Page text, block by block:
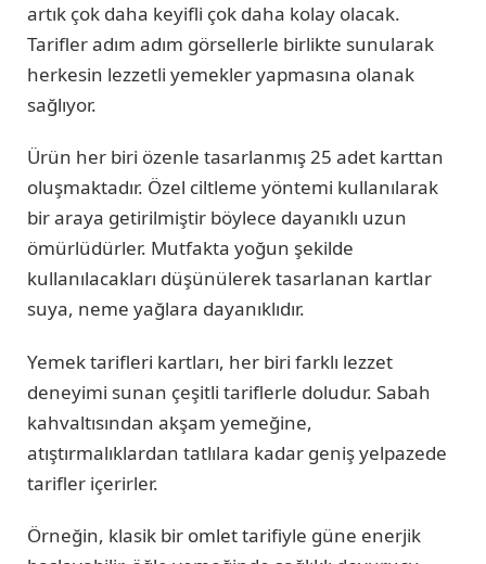
artık çok daha keyifli çok daha kolay olacak.
Tarifler adım adım görsellerle birlikte sunularak
herkesin lezzetli yemekler yapmasına olanak
sağlıyor.
Ürün her biri özenle tasarlanmış 25 adet karttan
oluşmaktadır. Özel ciltleme yöntemi kullanılarak
bir araya getirilmiştir böylece dayanıklı uzun
ömürlüdürler. Mutfakta yoğun şekilde
kullanılacakları düşünülerek tasarlanan kartlar
suya, neme yağlara dayanıklıdır.
Yemek tarifleri kartları, her biri farklı lezzet
deneyimi sunan çeşitli tariflerle doludur. Sabah
kahvaltısından akşam yemeğine,
atıştırmalıklardan tatlılara kadar geniş yelpazede
tarifler içerirler.
Örneğin, klasik bir omlet tarifiyle güne enerjik